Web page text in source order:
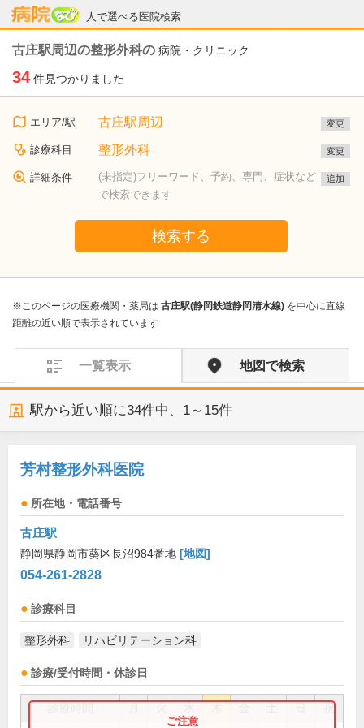
人で選べる医院検索
病院なび
古庄駅周辺の整形外科の 病院・クリニック
34 件見つかりました
エリア/駅 古庄駅周辺 変更
診療科目 整形外科 変更
詳細条件
(未指定)フリーワード、予約、専門、症状など
で検索できます
追加
検索する
※このページの医療機関・薬局は 古庄駅(静岡鉄道静岡清水線) を中心に直線
距離の近い順で表示されています
一覧表示 地図で検索
駅から近い順に34件中、 1～15件
芳村整形外科医院
所在地・電話番号
古庄駅
静岡県静岡市葵区長沼984番地 [地図]
054-261-2828
診療科目
整形外科 リハビリテーション科
診療/受付時間・休診日
祝